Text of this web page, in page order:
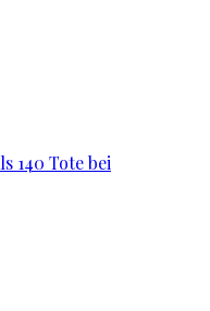
140 Tote bei